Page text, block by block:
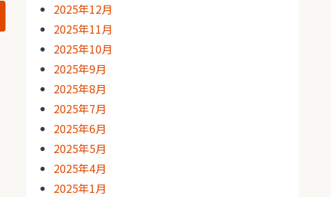
2025年12月
2025年11月
2025年10月
2025年9月
2025年8月
2025年7月
2025年6月
2025年5月
2025年4月
2025年1月